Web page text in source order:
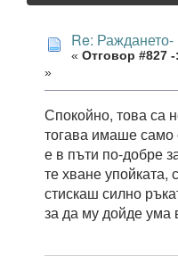
Re: Раждането-
« Отговор #827 -:
»
Спокойно, това са
тогава имаше само
е в пъти по-добре
те хване упойката,
стискаш силно
за да му дойде ума